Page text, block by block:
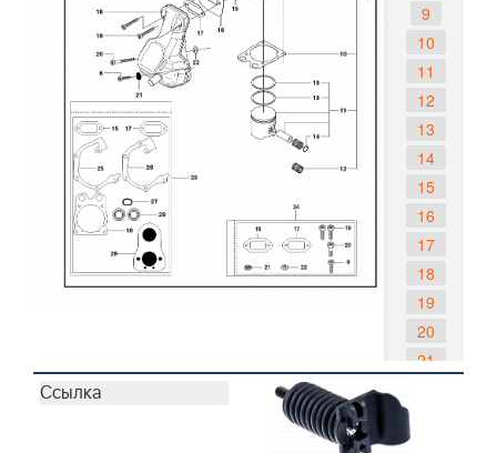
9
10
11
12
13
14
15
16
17
18
19
20
21